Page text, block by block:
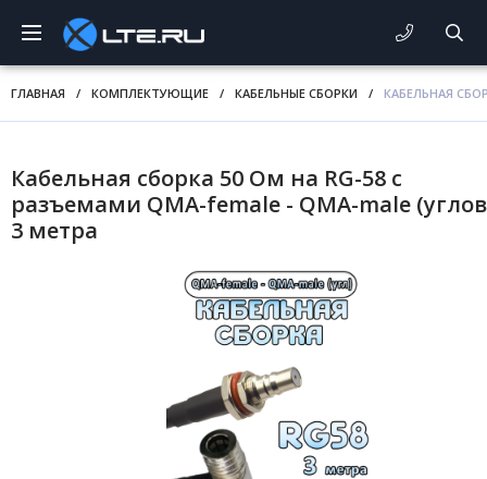
ГЛАВНАЯ / КОМПЛЕКТУЮЩИЕ / КАБЕЛЬНЫЕ СБОРКИ / КАБЕЛЬНАЯ
Кабельная сборка 50 Ом на RG-58 с
разъемами QMA-female - QMA-male
3 метра